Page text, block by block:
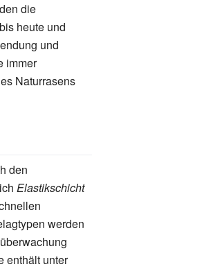
die
heute und
und
immer
Naturrasens
den
Elastikschicht
werden
enthält unter